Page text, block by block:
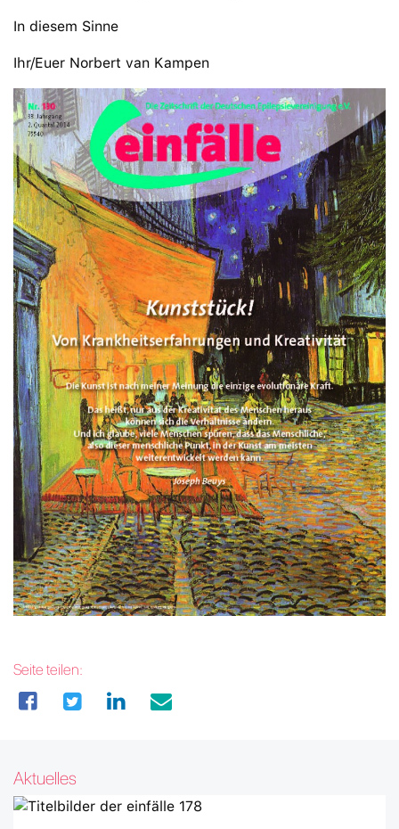
In diesem Sinne
Ihr/Euer Norbert van Kampen
Seite teilen:
Aktuelles